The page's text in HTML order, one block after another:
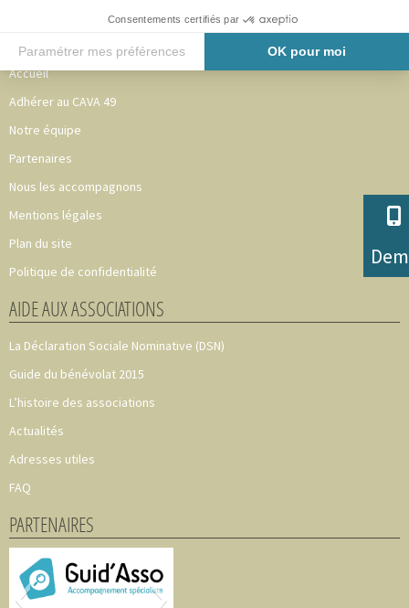
Consentements certifiés par
Paramétrer mes préférences OK pour moi
Axeptio consent
Plateforme de Gestion du Consentement : Personnalisez vos
Accueil
Adhérer au CAVA 49
Notre équipe
Partenaires
Nous les accompagnons
Mentions légales
Plan du site
Politique de confidentialité
AIDE AUX ASSOCIATIONS
La Déclaration Sociale Nominative (DSN)
Guide du bénévolat 2015
L’histoire des associations
Actualités
Adresses utiles
FAQ
PARTENAIRES